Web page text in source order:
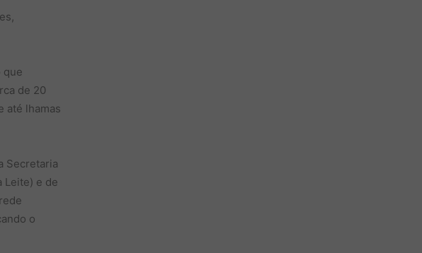
que
de 20
até lhamas
Secretaria
Leite) e de
o